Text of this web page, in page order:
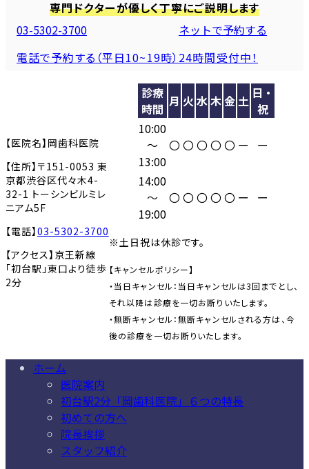
専門ドクターが優しく丁寧にご説明します
03-5302-3700
電話で予約する（平日10~19時）
ネットで予約する
24時間受付中！
【医院名】岡歯科医院
【住所】〒151-0053 東
京都渋谷区代々木4-
32-1 トーシンビルミレ
ニアム5F
【電話】03-5302-3700
【アクセス】京王新線
「初台駅」東口より徒歩
2分
診療
時間 月 火水木金土 日・
祝
10:00
〜
13:00
〇〇〇〇〇 ー ー
14:00
〜
19:00
〇〇〇〇〇 ー ー
※土日祝は休診です。
【キャンセルポリシー】
・当日キャンセル：当日キャンセルは3回までとし、
それ以降は診療を一切お断りいたします。
・無断キャンセル：無断キャンセルされる方は、今
後の診療を一切お断りいたします。
ホーム
医院案内
初台駅2分「岡歯科医院」６つの特長
初めての方へ
院長挨拶
スタッフ紹介